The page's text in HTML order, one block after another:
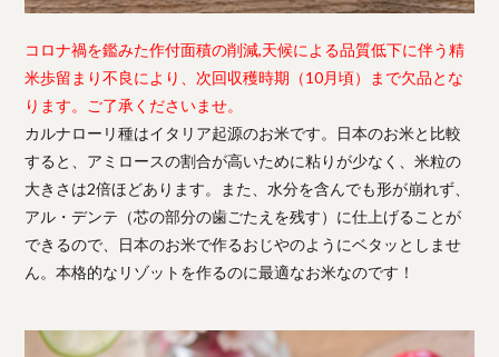
コロナ禍を鑑みた作付面積の削減,天候による品質低下に伴う精
米歩留まり不良により、次回収穫時期（10月頃）まで欠品とな
ります。ご了承くださいませ。
カルナローリ種はイタリア起源のお米です。日本のお米と比較
すると、アミロースの割合が高いために粘りが少なく、米粒の
大きさは2倍ほどあります。また、水分を含んでも形が崩れず、
アル・デンテ（芯の部分の歯ごたえを残す）に仕上げることが
できるので、日本のお米で作るおじやのようにベタッとしませ
ん。本格的なリゾットを作るのに最適なお米なのです！